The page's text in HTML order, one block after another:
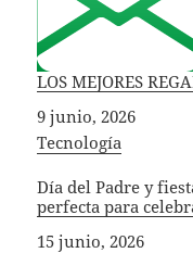
LOS MEJORES
Fecha
9 junio, 2026
In relation to
Tecnología
Día del Padre y
perfecta para
Fecha
15 junio, 2026